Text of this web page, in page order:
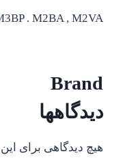
. M2BA , M2VA
Brand
دیدگاهها
هیچ دیدگاهی برای